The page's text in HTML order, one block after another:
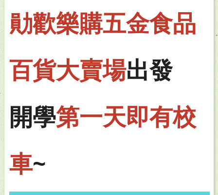
勛歡樂購五金食品
百貨大賣場出發
開學第一天即有校
車~